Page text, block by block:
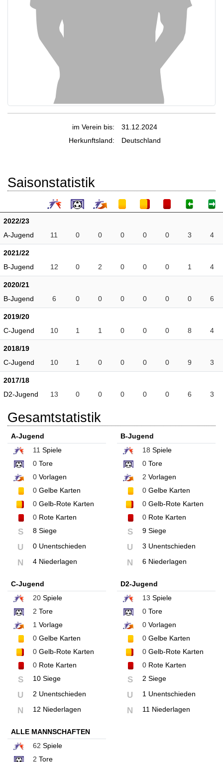
im Verein bis:
31.12.2024
Herkunftsland:
Deutschland
Saisonstatistik
2022/23
A-Jugend
11 0 0 0 0 0 3 4
2021/22
B-Jugend
12 0 2 0 0 0 1 4
2020/21
B-Jugend
6 0 0 0 0 0 0 6
2019/20
C-Jugend
10 1 1 0 0 0 8 4
2018/19
C-Jugend
10 1 0 0 0 0 9 3
2017/18
D2-Jugend
13 0 0 0 0 0 6 3
Gesamtstatistik
A-Jugend
11 Spiele
0 Tore
0 Vorlagen
0 Gelbe Karten
0 Gelb-Rote Karten
0 Rote Karten
S 8 Siege
U 0 Unentschieden
N 4 Niederlagen
B-Jugend
18 Spiele
0Tore
2 Vorlagen
0Gelbe Karten
0Gelb-Rote Karten
0Rote Karten
S 9 Siege
U 3 Unentschieden
N 6 Niederlagen
C-Jugend
20 Spiele
2 Tore
1 Vorlage
0 Gelbe Karten
0 Gelb-Rote Karten
0 Rote Karten
S 10 Siege
U 2 Unentschieden
N 12 Niederlagen
D2-Jugend
13 Spiele
0Tore
0Vorlagen
0Gelbe Karten
0Gelb-Rote Karten
0Rote Karten
S 2 Siege
U 1 Unentschieden
N 11 Niederlagen
ALLE MANNSCHAFTEN
62 Spiele
2 Tore